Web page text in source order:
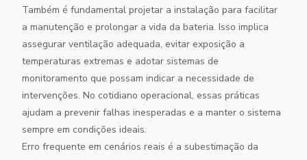
Também é fundamental projetar a instalação para facilitar
a manutenção e prolongar a vida da bateria. Isso implica
assegurar ventilação adequada, evitar exposição a
temperaturas extremas e adotar sistemas de
monitoramento que possam indicar a necessidade de
intervenções. No cotidiano operacional, essas práticas
ajudam a prevenir falhas inesperadas e a manter o sistema
sempre em condições ideais.
Erro frequente em cenários reais é a subestimação da